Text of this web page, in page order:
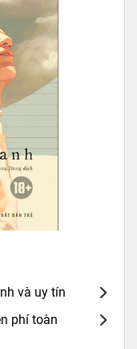
và uy tín
phí toàn